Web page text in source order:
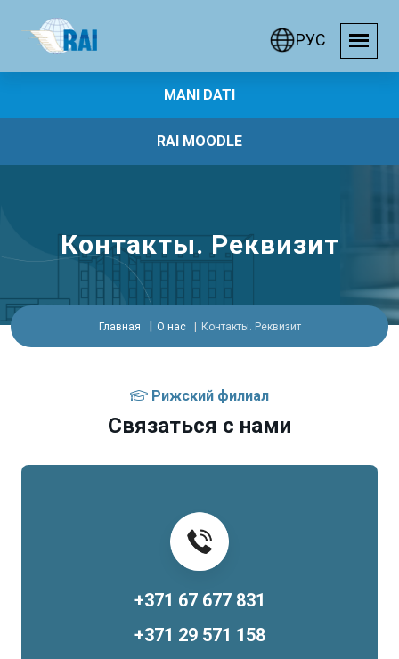
РУС
MANI DATI
RAI MOODLE
Контакты. Реквизит
Главная О нас Контакты. Реквизит
Рижский филиал
Связаться с нами
+371 67 677 831
+371 29 571 158